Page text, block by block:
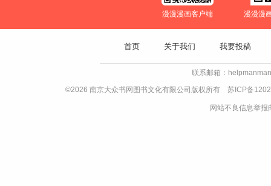
漫漫漫画客户端 漫漫漫
首页 关于我们 我要投稿
联系邮箱：
©2026 南京大众书网图书文化有限公司版权所有 苏ICP备
网站不良信息举